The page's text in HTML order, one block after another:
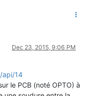
Dec 23, 2015, 9:06 PM
api/14
le PCB (noté OPTO) à